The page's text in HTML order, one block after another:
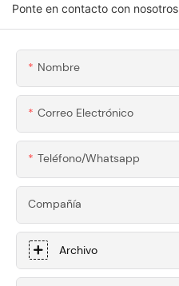
¡Ventajas Clave
Ponte en contacto con nosotros
Nombre
Correo Electrónico
Teléfono/whatsapp
Compañía
Archivo